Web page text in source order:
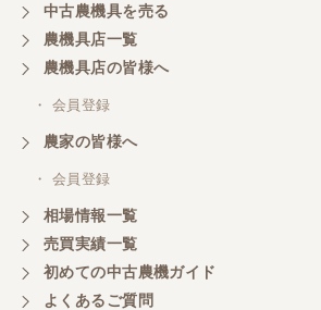
中古農機具を売る
農機具店一覧
農機具店の皆様へ
・ 会員登録
農家の皆様へ
・ 会員登録
相場情報一覧
売買実績一覧
初めての中古農機ガイド
よくあるご質問